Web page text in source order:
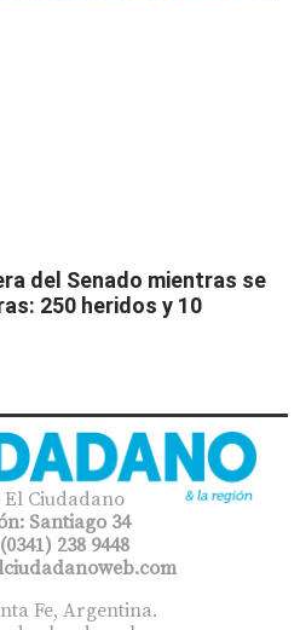
del Senado mientras se
250 heridos y 10
El Ciudadano
Santiago 34
238 9448
Fe, Argentina.